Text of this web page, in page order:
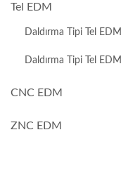
Tel EDM
Daldırma Tipi Tel EDM
Daldırma Tipi Tel EDM
CNC EDM
ZNC EDM